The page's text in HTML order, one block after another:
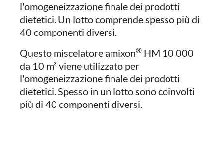
l'omogeneizzazione finale dei prodotti
dietetici. Un lotto comprende spesso più di
40 componenti diversi.
Questo miscelatore amixon® HM 10 000
da 10 m³ viene utilizzato per
l'omogeneizzazione finale dei prodotti
dietetici. Spesso in un lotto sono coinvolti
più di 40 componenti diversi.